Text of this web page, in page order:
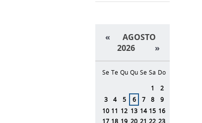
«
AGOSTO
2026
»
Se Te Qu Qu Se Sa Do
1
2
3
4 5 6 7 8
9
10 11 12 13 14 15 16
17 18 19 20 21 22 23